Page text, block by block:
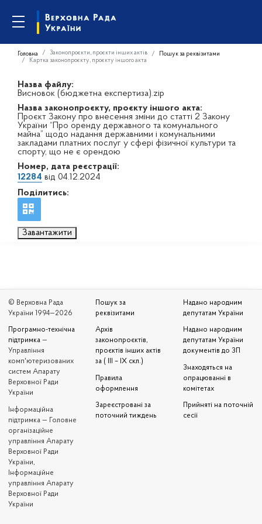
Головна Законопроєкти, проєкти інших актів
Пошук за реквізитами
Картка законопроєкту, проєкту іншого акта
Назва файлу:
Висновок (бюджетна експертиза).zip
Назва законопроєкту, проєкту іншого акта:
Проєкт Закону про внесення зміни до статті 2 Закону
України “Про оренду державного та комунального
майна” щодо надання державними і комунальними
закладами платних послуг у сфері фізичної культури та
спорту, що не є орендою
Номер, дата реєстрації:
12284 від 04.12.2024
Поділитись:
Завантажити
© Верховна Рада
України 1994—2026
Програмно-технічна
підтримка —
Управління
комп'ютеризованих
систем Апарату
Верховної Ради
України
Iнформаційна
підтримка — Головне
організаційне
управління Апарату
Верховної Ради
України,
Інформаційне
управління Апарату
Верховної Ради
України
Пошук за
реквізитами
Архів
законопроєктів,
проєктів інших актів
за ( III – IX скл.)
Правила
оформлення
Зареєстровані за
поточний тиждень
Надано народним
депутатам України
Надано народним
депутатам України
документів до ЗП
Знаходяться на
опрацюванні в
комітетах
Прийняті на поточній
сесії